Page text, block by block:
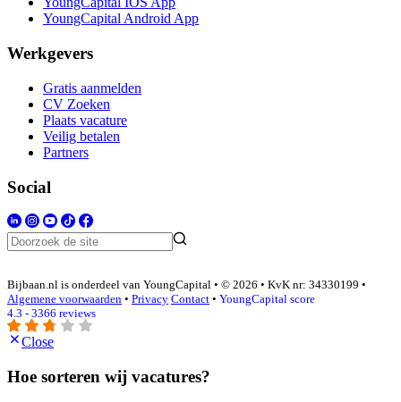
YoungCapital Android App
Werkgevers
Gratis aanmelden
CV Zoeken
Plaats vacature
Veilig betalen
Partners
Social
Bijbaan.nl is onderdeel van YoungCapital • © 2026 • KvK nr: 34330199 •
Algemene voorwaarden • Privacy Contact • YoungCapital score
4.3 - 3366 reviews
Close
Hoe sorteren wij vacatures?